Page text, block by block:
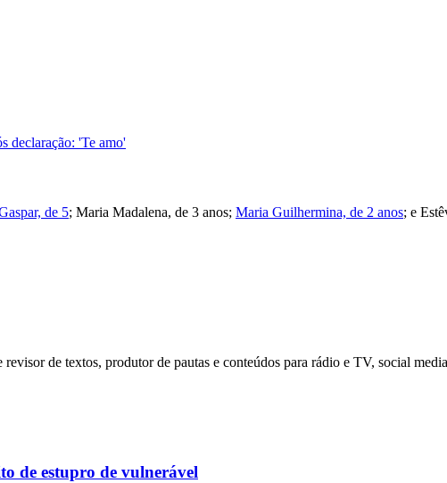
declaração: 'Te amo'
de 5; Maria Madalena, de 3 anos; Maria Guilhermina, de 2 anos; e
de textos, produtor de pautas e conteúdos para rádio e TV, social
de estupro de vulnerável